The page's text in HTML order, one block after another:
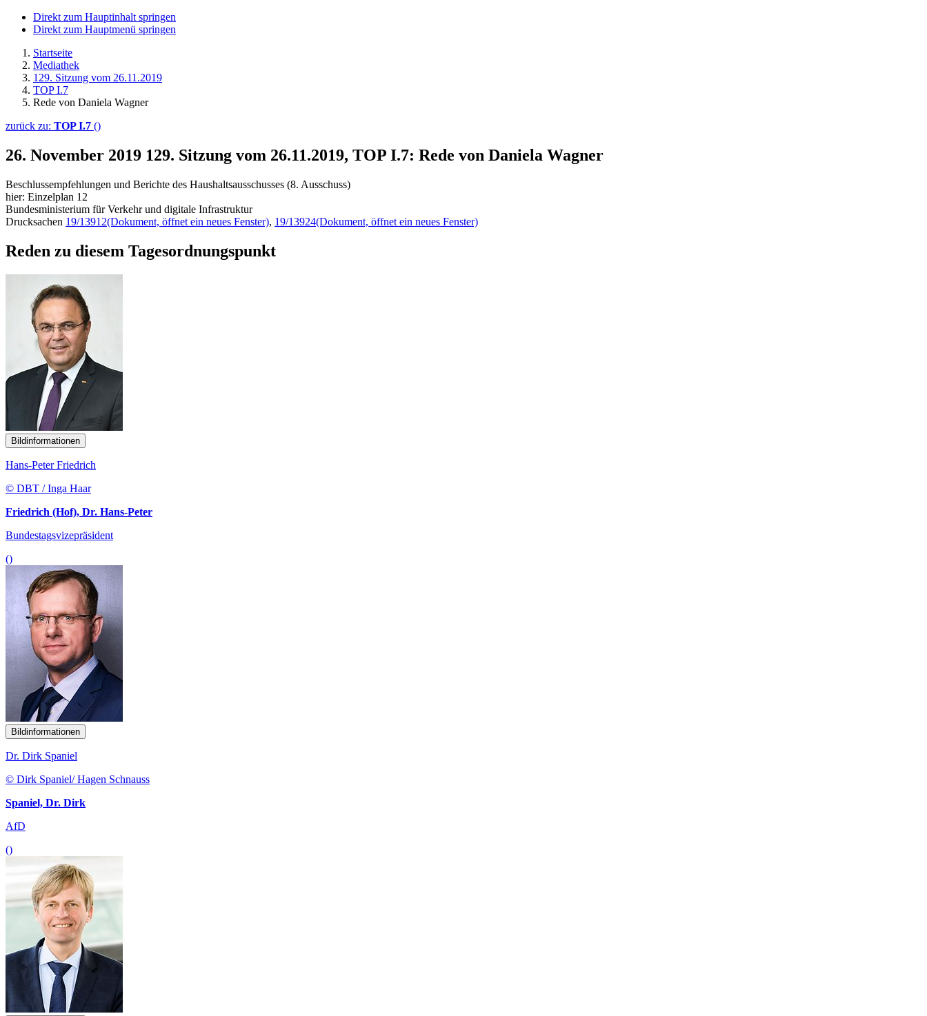
Direkt zum Hauptinhalt springen
Direkt zum Hauptmenü springen
Startseite
Mediathek
129. Sitzung vom 26.11.2019
TOP I.7
Rede von Daniela Wagner
zurück zu: TOP I.7 ()
26. November 2019 129. Sitzung vom 26.11.2019, TOP I.7: Rede von Daniela Wagner
Beschlussempfehlungen und Berichte des Haushaltsausschusses (8. Ausschuss)
hier: Einzelplan 12
Bundesministerium für Verkehr und digitale Infrastruktur
Drucksachen 19/13912(Dokument, öffnet ein neues Fenster), 19/13924(Dokument, öffnet ein neues Fenster)
Reden zu diesem Tagesordnungspunkt
Bildinformationen
Hans-Peter Friedrich
© DBT / Inga Haar
Friedrich (Hof), Dr. Hans-Peter
Bundestagsvizepräsident
()
Bildinformationen
Dr. Dirk Spaniel
© Dirk Spaniel/ Hagen Schnauss
Spaniel, Dr. Dirk
AfD
()